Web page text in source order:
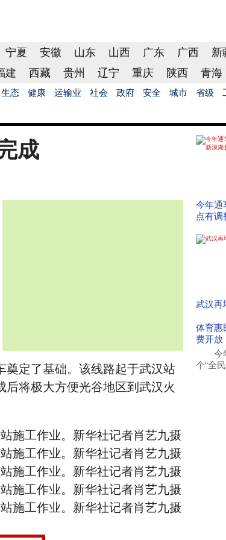
宁夏 安徽 山东 山西 广东 广西 新
建 西藏 贵州 辽宁 重庆 陕西 青海
生态 健康 运输业 社会 政府 安全 城市 省级
成
奠定了基础。该线路起于武汉站
将极大方便光谷地区到武汉火
施工作业。新华社记者肖艺九摄
施工作业。新华社记者肖艺九摄
施工作业。新华社记者肖艺九摄
施工作业。新华社记者肖艺九摄
施工作业。新华社记者肖艺九摄
今年通
点有调
武汉再
体育惠
费开放
今年
个“全